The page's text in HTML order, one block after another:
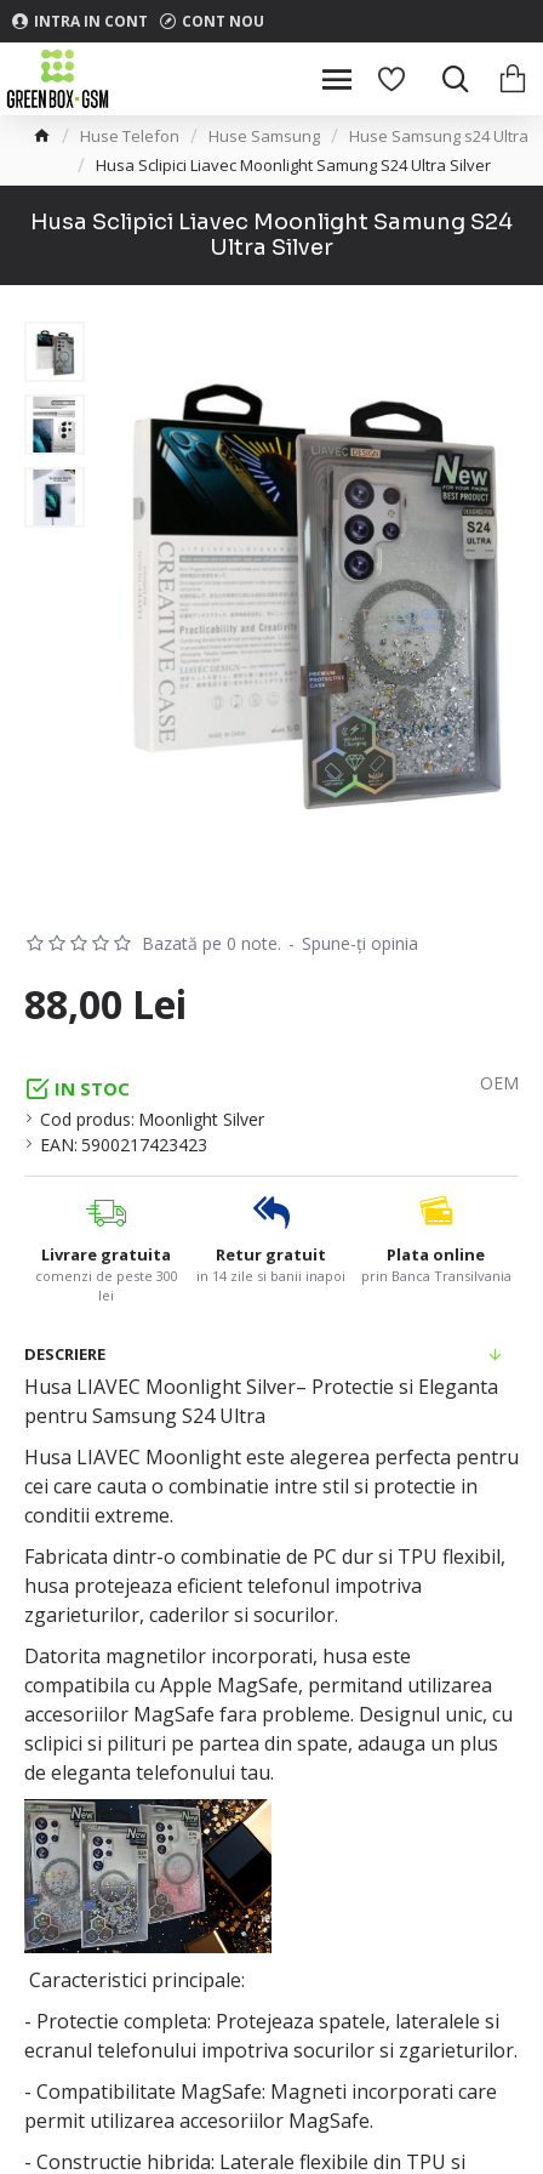
INTRA IN CONT CONT NOU
Huse Telefon Huse Samsung
Huse Samsung s24 Ultra
Husa Sclipici Liavec Moonlight Samung S24 Ultra Silver
Husa Sclipici Liavec Moonlight Samung S24
Ultra Silver
IN STOC
Cod produs: Moonlight Silver
EAN: 5900217423423
OEM
Bazată pe 0 note. - Spune-ţi opinia
88,00 Lei
Livrare gratuita
comenzi de peste 300
lei
Retur gratuit
in 14 zile si banii inapoi
Plata online
prin Banca Transilvania
DESCRIERE
Husa LIAVEC Moonlight Silver– Protectie si Eleganta
pentru Samsung S24 Ultra
Husa LIAVEC Moonlight este alegerea perfecta pentru
cei care cauta o combinatie intre stil si protectie in
conditii extreme.
Fabricata dintr-o combinatie de PC dur si TPU flexibil,
husa protejeaza eficient telefonul impotriva
zgarieturilor, caderilor si socurilor.
Datorita magnetilor incorporati, husa este
compatibila cu Apple MagSafe, permitand utilizarea
accesoriilor MagSafe fara probleme. Designul unic, cu
sclipici si pilituri pe partea din spate, adauga un plus
de eleganta telefonului tau.
Caracteristici principale:
- Protectie completa: Protejeaza spatele, lateralele si
ecranul telefonului impotriva socurilor si zgarieturilor.
- Compatibilitate MagSafe: Magneti incorporati care
permit utilizarea accesoriilor MagSafe.
- Constructie hibrida: Laterale flexibile din TPU si